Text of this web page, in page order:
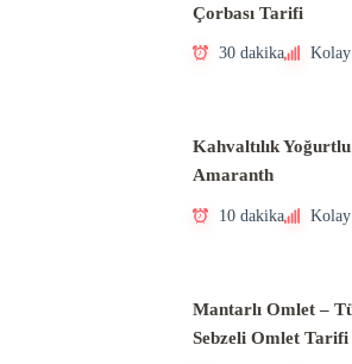
Çorbası Tarifi
30 dakika Kolay
Kahvaltılık
Amaranth
10 dakika Kolay
Mantarlı Omlet –
Sebzeli Omlet Tarifi